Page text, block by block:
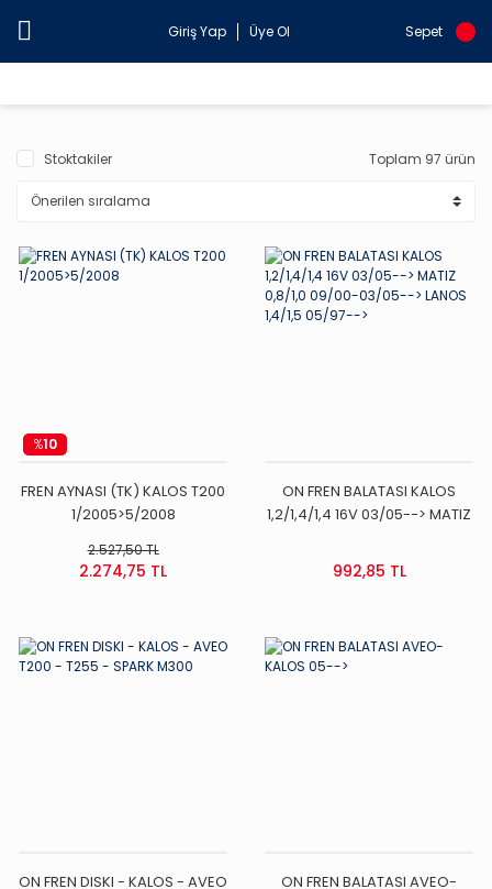
Giriş Yap Üye Ol Sepet
Stoktakiler Toplam 97 ürün
%10
FREN AYNASI (TK) KALOS T200
1/2005>5/2008
2.527,50 TL
2.274,75 TL
ON FREN BALATASI KALOS
1,2/1,4/1,4 16V 03/05--> MATIZ
LANOS 1,4/1,5 05/97-->
992,85 TL
ON FREN DISKI - KALOS - AVEO
ON FREN BALATASI AVEO-